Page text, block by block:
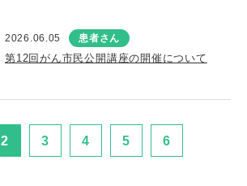
2026.06.05 患者さん
第12回がん市民公開講座の開催について
2 3 4 5 6